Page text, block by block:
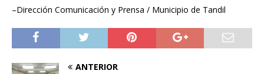
–Dirección Comunicación y Prensa / Municipio de Tandil
ANTERIOR